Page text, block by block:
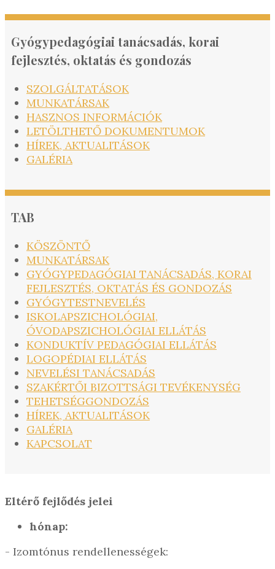
Gyógypedagógiai tanácsadás, korai
fejlesztés, oktatás és gondozás
SZOLGÁLTATÁSOK
MUNKATÁRSAK
HASZNOS INFORMÁCIÓK
LETÖLTHETŐ DOKUMENTUMOK
HÍREK, AKTUALITÁSOK
GALÉRIA
TAB
KÖSZÖNTŐ
MUNKATÁRSAK
GYÓGYPEDAGÓGIAI TANÁCSADÁS, KORAI
FEJLESZTÉS, OKTATÁS ÉS GONDOZÁS
GYÓGYTESTNEVELÉS
ISKOLAPSZICHOLÓGIAI,
ÓVODAPSZICHOLÓGIAI ELLÁTÁS
KONDUKTÍV PEDAGÓGIAI ELLÁTÁS
LOGOPÉDIAI ELLÁTÁS
NEVELÉSI TANÁCSADÁS
SZAKÉRTŐI BIZOTTSÁGI TEVÉKENYSÉG
TEHETSÉGGONDOZÁS
HÍREK, AKTUALITÁSOK
GALÉRIA
KAPCSOLAT
Eltérő fejlődés jelei
hónap:
- Izomtónus rendellenességek: